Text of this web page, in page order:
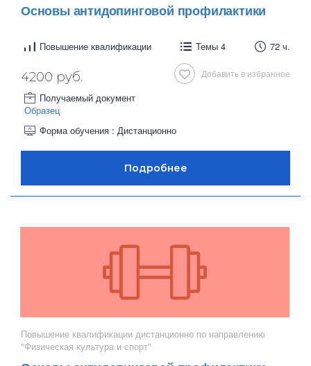
Основы антидопинговой профилактики
Повышение квалификации Темы 4 72 ч.
Добавить в избранное
4200 руб.
Получаемый документ
Образец
Форма обучения : Дистанционно
Повышение квалификации дистанционно по направлению
"Физическая культура и спорт"